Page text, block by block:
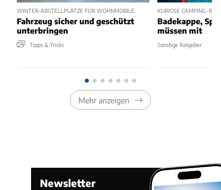
WINTER-ABSTELLPLÄTZE FÜR WOHNMOBILE
Fahrzeug sicher und geschützt
unterbringen
Tipps & Tricks
KURIOSE CAMPING-
Badekappe,
müssen mit
Sonstige Ratgeber
Mehr anzeigen
Newsletter